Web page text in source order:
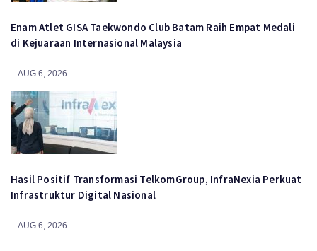
Enam Atlet GISA Taekwondo Club Batam Raih Empat Medali
di Kejuaraan Internasional Malaysia
AUG 6, 2026
Hasil Positif Transformasi TelkomGroup, InfraNexia Perkuat
Infrastruktur Digital Nasional
AUG 6, 2026